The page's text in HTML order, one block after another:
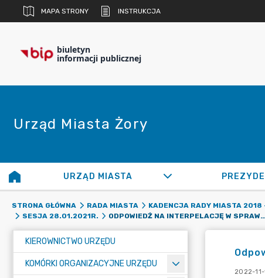
MAPA STRONY INSTRUKCJA
biuletyn
informacji publicznej
Urząd Miasta Żory
URZĄD MIASTA
STRONA GŁÓWNA RADA MIASTA KADENCJA RADY MIASTA
SESJA 28.01.2021R.
ODPOWIEDŹ NA INTERPELACJĘ W SPRAWIE ZALANIA NOWEGO BUDYNKU SZKOŁY W ROGOŹNEJ.
KIEROWNICTWO URZĘDU
KOMÓRKI ORGANIZACYJNE URZĘDU
2022-